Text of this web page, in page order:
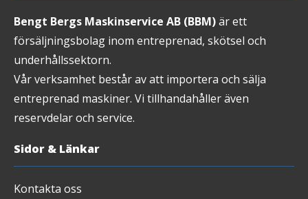
Bengt Bergs Maskinservice AB (BBM)är ett
försäljningsbolag inom entreprenad, skötsel och
underhållssektorn.
Vår verksamhet består av att importera och sälja
entreprenad maskiner. Vi tillhandahåller även
reservdelar och service.
Sidor & Länkar
Kontakta oss